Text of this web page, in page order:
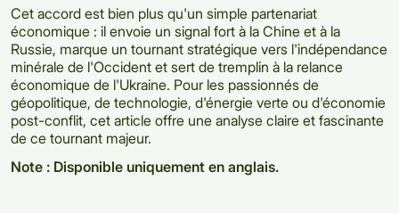
Cet accord est bien plus qu'un simple partenariat
économique : il envoie un signal fort à la Chine et à la
Russie, marque un tournant stratégique vers l'indépendance
minérale de l'Occident et sert de tremplin à la relance
économique de l'Ukraine. Pour les passionnés de
géopolitique, de technologie, d'énergie verte ou d'économie
post-conflit, cet article offre une analyse claire et fascinante
de ce tournant majeur.
Note : Disponible uniquement en anglais.